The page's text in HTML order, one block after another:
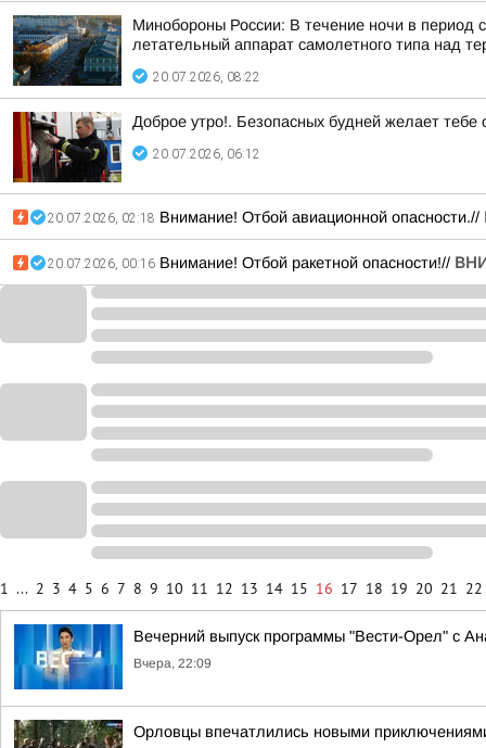
Минобороны России: В течение ночи в период
летательный аппарат самолетного типа над
20.07.2026, 08:22
Доброе утро!. Безопасных будней желает
20.07.2026, 06:12
20.07.2026, 02:18 Внимание! Отбой авиационной опасности.//
20.07.2026, 00:16 Внимание! Отбой ракетной опасности!//
1 ... 2 3 4 5 6 7 8 9 10 11 12 13 14 15 16 17 18 19 20 21 22
Вечерний выпуск программы "Вести-Орел" с
Вчера, 22:09
Орловцы впечатлились новыми